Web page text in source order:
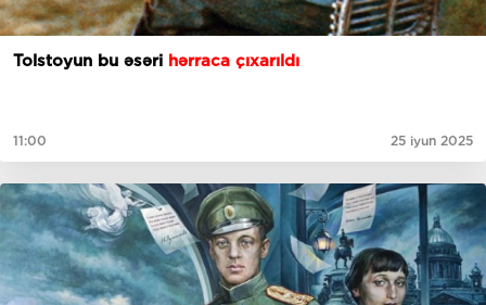
Tolstoyun bu əsəri hərraca çıxarıldı
11:00 25 iyun 2025